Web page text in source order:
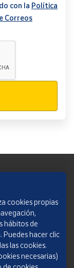
con la Política
Correos
cookies propias
hábitos de
Puedes hacer clic
las cookies.
necesarias)